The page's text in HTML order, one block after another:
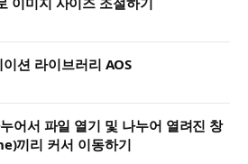
션 라이브러리 AOS
어서 파일 열기 및 나누어 열려진 창
끼리 커서 이동하기